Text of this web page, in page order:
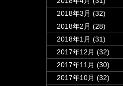
2018年3月 (32)
2018年2月 (28)
2018年1月 (31)
2017年12月 (32)
2017年11月 (30)
2017年10月 (32)